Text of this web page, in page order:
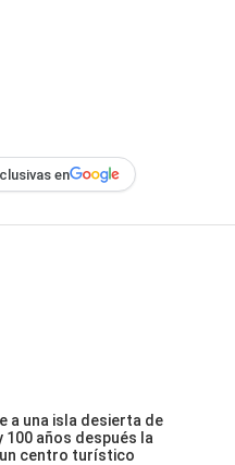
en
a una isla desierta de
100 años después la
centro turístico